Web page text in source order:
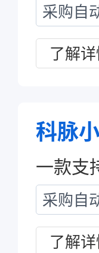
采购自
了解
科脉
采购自
了解